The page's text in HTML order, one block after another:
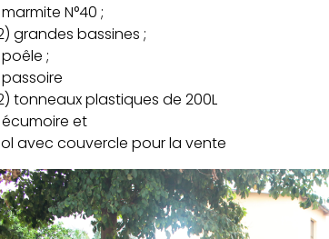
N°40 ;
grandes bassines ;
poêle ;
passoire
tonneaux plastiques de 200L
écumoire et
avec couvercle pour la vente